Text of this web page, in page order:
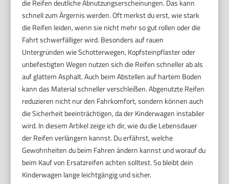
die Reifen deutliche Abnutzungserscheinungen. Das kann
schnell zum Ärgernis werden. Oft merkst du erst, wie stark
die Reifen leiden, wenn sie nicht mehr so gut rollen oder die
Fahrt schwerfälliger wird. Besonders auf rauen
Untergründen wie Schotterwegen, Kopfsteinpflaster oder
unbefestigten Wegen nutzen sich die Reifen schneller ab als
auf glattem Asphalt. Auch beim Abstellen auf hartem Boden
kann das Material schneller verschleißen. Abgenutzte Reifen
reduzieren nicht nur den Fahrkomfort, sondern können auch
die Sicherheit beeinträchtigen, da der Kinderwagen instabiler
wird. In diesem Artikel zeige ich dir, wie du die Lebensdauer
der Reifen verlängern kannst. Du erfährst, welche
Gewohnheiten du beim Fahren ändern kannst und worauf du
beim Kauf von Ersatzreifen achten solltest. So bleibt dein
Kinderwagen lange leichtgängig und sicher.